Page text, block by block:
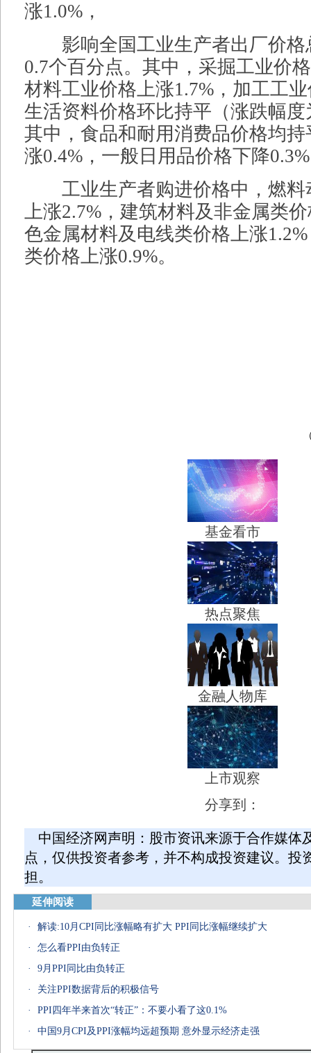
涨1.0%，
影响全国工业生产者出厂价格
0.7个百分点。其中，采掘工业价
材料工业价格上涨1.7%，加工工
生活资料价格环比持平（涨跌幅
其中，食品和耐用消费品价格均
涨0.4%，一般日用品价格下降
工业生产者购进价格中，燃料
上涨2.7%，建筑材料及非金属类
色金属材料及电线类价格上涨
类价格上涨0.9%。
基金看市
热点聚焦
金融人物库
上市观察
分享到：
中国经济网声明：股市资讯来源于合作媒体
点，仅供投资者参考，并不构成投资建议。投
担。
延伸阅读
·
解读:10月CPI同比涨幅略有扩大 PPI同比涨幅继续扩大
·
怎么看PPI由负转正
·
9月PPI同比由负转正
·
关注PPI数据背后的积极信号
·
PPI四年半来首次“转正”：不要小看了这0.1%
·
中国9月CPI及PPI涨幅均远超预期 意外显示经济走强